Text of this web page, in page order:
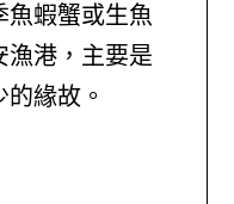
魚蝦蟹或生魚
漁港，主要是
緣故。